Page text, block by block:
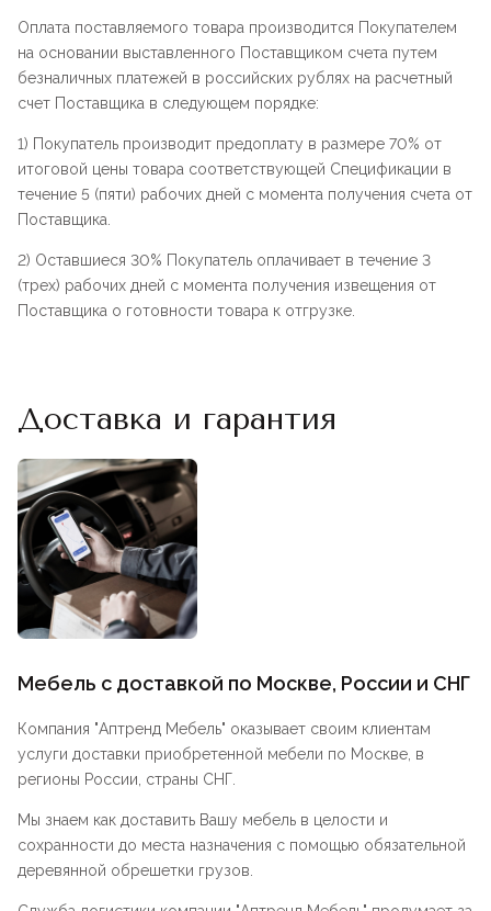
Оплата поставляемого товара производится Покупателем
на основании выставленного Поставщиком счета путем
безналичных платежей в российских рублях на расчетный
счет Поставщика в следующем порядке:
1) Покупатель производит предоплату в размере 70% от
итоговой цены товара соответствующей Спецификации в
течение 5 (пяти) рабочих дней с момента получения счета от
Поставщика.
2) Оставшиеся 30% Покупатель оплачивает в течение 3
(трех) рабочих дней с момента получения извещения от
Поставщика о готовности товара к отгрузке.
Доставка и гарантия
Мебель с доставкой по Москве, России и СНГ
Компания "Аптренд Мебель" оказывает своим клиентам
услуги доставки приобретенной мебели по Москве, в
регионы России, страны СНГ.
Мы знаем как доставить Вашу мебель в целости и
сохранности до места назначения с помощью обязательной
деревянной обрешетки грузов.